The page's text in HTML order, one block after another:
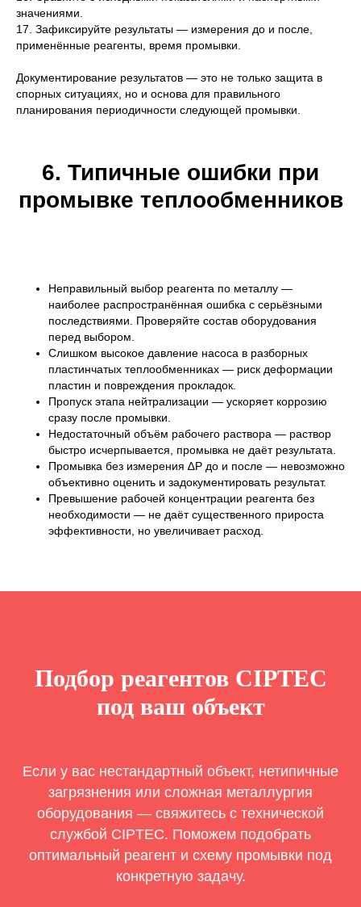
значениями.
17. Зафиксируйте результаты — измерения до и после,
применённые реагенты, время промывки.
Документирование результатов — это не только защита в
спорных ситуациях, но и основа для правильного
планирования периодичности следующей промывки.
6. Типичные ошибки при
промывке теплообменников
Неправильный выбор реагента по металлу —
наиболее распространённая ошибка с серьёзными
последствиями. Проверяйте состав оборудования
перед выбором.
Слишком высокое давление насоса в разборных
пластинчатых теплообменниках — риск деформации
пластин и повреждения прокладок.
Пропуск этапа нейтрализации — ускоряет коррозию
сразу после промывки.
Недостаточный объём рабочего раствора — раствор
быстро исчерпывается, промывка не даёт результата.
Промывка без измерения ∆P до и после — невозможно
объективно оценить и задокументировать результат.
Превышение рабочей концентрации реагента без
необходимости — не даёт существенного прироста
эффективности, но увеличивает расход.
Подбор реагентов CIPTEC
под ваш объект
Если у вас нестандартный объект, нетипичные
загрязнения или сложная металлургия
оборудования — свяжитесь с технической
службой CIPTEC. Поможем подобрать
оптимальный реагент и схему промывки под
конкретную задачу.